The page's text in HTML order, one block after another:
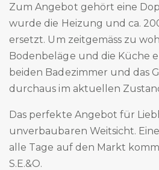
Zum Angebot gehört eine
wurde die Heizung und ca.
ersetzt. Um zeitgemäss zu
Bodenbeläge und die Küche
beiden Badezimmer und das
durchaus im aktuellen
Das perfekte Angebot für
unverbaubaren Weitsicht.
alle Tage auf den Markt
S.E.&O.